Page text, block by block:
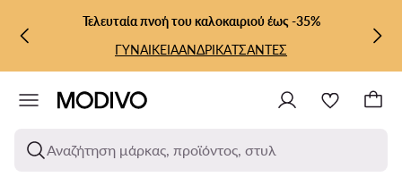
ΜΕΤΆΒΑΣΗ ΣΤΟ ΚΎΡΙΟ ΠΕΡΙΕΧΌΜΕΝΟ
ΜΕΤΆΒΑΣΗ ΣΤΗΝ ΑΝΑΖΉΤΗΣΗ
Τελευταία πνοή του καλοκαιριού έως -35%
ΓΥΝΑΙΚΕΙΑΑΝΔΡΙΚΑΤΣΑΝΤΕΣ
Αναζήτηση μάρκας, προϊόντος, στυλ